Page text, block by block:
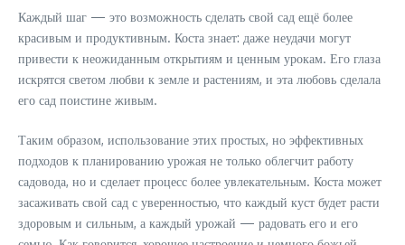
Каждый шаг — это возможность сделать свой сад ещё более
красивым и продуктивным. Коста знает: даже неудачи могут
привести к неожиданным открытиям и ценным урокам. Его глаза
искрятся светом любви к земле и растениям, и эта любовь сделала
его сад поистине живым.
Таким образом, использование этих простых, но эффективных
подходов к планированию урожая не только облегчит работу
садовода, но и сделает процесс более увлекательным. Коста может
засаживать свой сад с уверенностью, что каждый куст будет расти
здоровым и сильным, а каждый урожай — радовать его и его